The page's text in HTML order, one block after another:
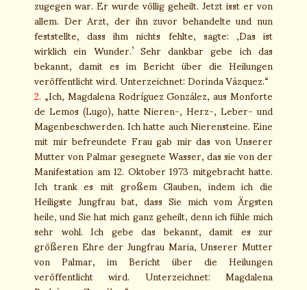
allem. Der Arzt, der ihn zuvor behandelte und nun
feststellte, dass ihm nichts fehlte, sagte: ‚Das ist
wirklich ein Wunder.’ Sehr dankbar gebe ich das
bekannt, damit es im Bericht über die Heilungen
veröffentlicht wird. Unterzeichnet: Dorinda Vázquez.“
2.„Ich, Magdalena Rodríguez González, aus Monforte
de Lemos (Lugo), hatte Nieren-, Herz-, Leber- und
Magenbeschwerden. Ich hatte auch Nierensteine. Eine
mit mir befreundete Frau gab mir das von Unserer
Mutter von Palmar gesegnete Wasser, das sie von der
Manifestation am 12. Oktober 1973 mitgebracht hatte.
Ich trank es mit großem Glauben, indem ich die
Heiligste Jungfrau bat, dass Sie mich vom Ärgsten
heile, und Sie hat mich ganz geheilt, denn ich fühle mich
sehr wohl. Ich gebe das bekannt, damit es zur
größeren Ehre der Jungfrau Maria, Unserer Mutter
von Palmar, im Bericht über die Heilungen
veröffentlicht wird. Unterzeichnet: Magdalena